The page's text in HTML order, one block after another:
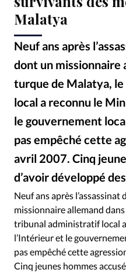
Toute l'actualité
Se connecter
Devise:
CHF
RUBRIQUES
Toute l'actualité Bible
Mission
Monde
Société
Malatya
Neuf ans après
dont un missionnaire
turque de Malatya,
local a reconnu le
le gouvernement
pas empêché cette
avril 2007. Cinq
d’avoir développé
Neuf ans après
missionnaire allemand
tribunal administratif local
l’Intérieur et le
pas empêché cette
Cinq jeunes hommes